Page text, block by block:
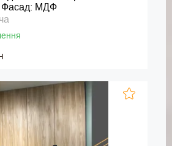
Фасад: МДФ